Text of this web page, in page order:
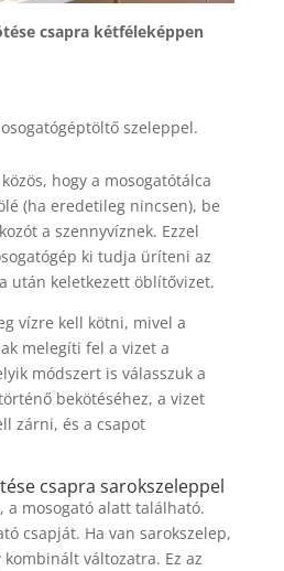
csapra kétféleképpen
szeleppel.
hogy a mosogatótálca
(ha eredetileg nincsen), be
a szennyvíznek. Ezzel
ki tudja üríteni az
után keletkezett öblítővizet.
vízre kell kötni, mivel a
melegíti fel a vizet a
módszert is válasszuk a
bekötéséhez, a vizet
zárni, és a csapot
csapra sarokszeleppel
a mosogató alatt található.
csapját. Ha van sarokszelep,
változatra. Ez az